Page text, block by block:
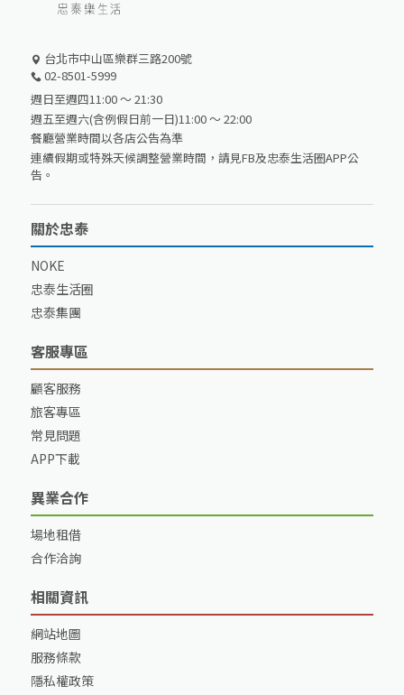
台北市中山區樂群三路200號
02-8501-5999
週日至週四11:00 ～ 21:30
週五至週六(含例假日前一日)11:00 ～ 22:00
餐廳營業時間以各店公告為準
連續假期或特殊天候調整營業時間，請見FB及忠泰生活圈APP公
告。
關於忠泰
NOKE
忠泰生活圈
忠泰集團
客服專區
顧客服務
旅客專區
常見問題
APP下載
異業合作
場地租借
合作洽詢
相關資訊
網站地圖
服務條款
隱私權政策